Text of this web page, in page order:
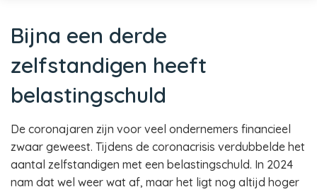
Bijna een derde
zelfstandigen heeft
belastingschuld
De coronajaren zijn voor veel ondernemers financieel
zwaar geweest. Tijdens de coronacrisis verdubbelde het
aantal zelfstandigen met een belastingschuld. In 2024
nam dat wel weer wat af, maar het ligt nog altijd hoger